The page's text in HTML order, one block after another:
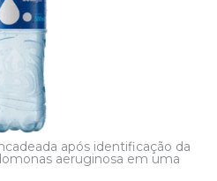
após identificação da
aeruginosa em uma